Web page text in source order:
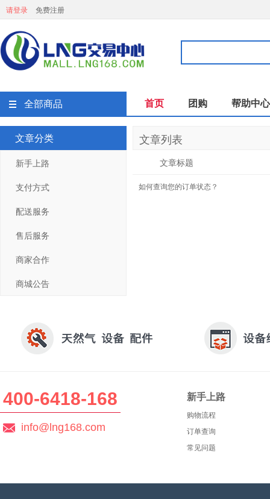
请登录 免费注册
全部商品 首页 团购 帮助中心
文章分类
新手上路
支付方式
配送服务
售后服务
商家合作
商城公告
文章列表
文章标题
如何查询您的订单状态？
400-6418-168
info@lng168.com
新手上路
购物流程
订单查询
常见问题